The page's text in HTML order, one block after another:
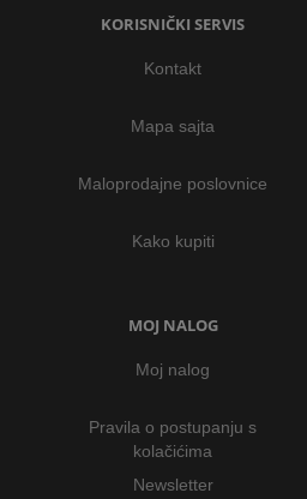
KORISNIČKI SERVIS
Kontakt
Mapa sajta
Maloprodajne poslovnice
Kako kupiti
MOJ NALOG
Moj nalog
Pravila o postupanju s
kolačićima
Newsletter